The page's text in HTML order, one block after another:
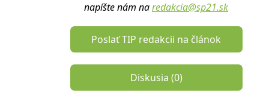
napíšte nám naredakcia@sp21.sk
Poslať TIP redakcii na článok
Diskusia (0)